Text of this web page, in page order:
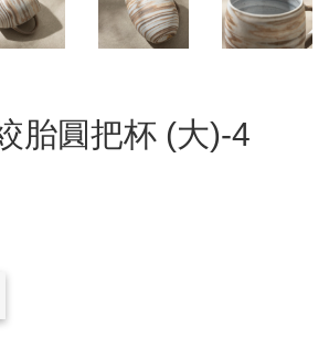
胎圓把杯 (大)-4